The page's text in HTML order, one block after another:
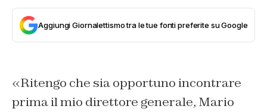
Aggiungi Giornalettismo tra le tue fonti preferite su Google
«Ritengo che sia opportuno incontrare
prima il mio direttore generale, Mario